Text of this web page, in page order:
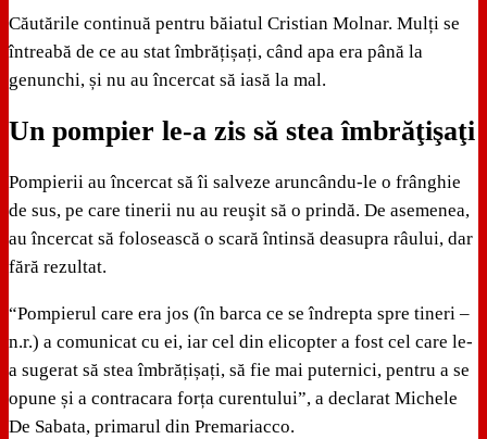
Căutările continuă pentru băiatul Cristian Molnar. Mulți se
întreabă de ce au stat îmbrățișați, când apa era până la
genunchi, și nu au încercat să iasă la mal.
Un pompier le-a zis să stea îmbrăţişaţi
Pompierii au încercat să îi salveze aruncându-le o frânghie
de sus, pe care tinerii nu au reuşit să o prindă. De asemenea,
au încercat să folosească o scară întinsă deasupra râului, dar
fără rezultat.
“Pompierul care era jos (în barca ce se îndrepta spre tineri –
n.r.) a comunicat cu ei, iar cel din elicopter a fost cel care le-
a sugerat să stea îmbrățișați, să fie mai puternici, pentru a se
opune și a contracara forța curentului”, a declarat Michele
De Sabata, primarul din Premariacco.